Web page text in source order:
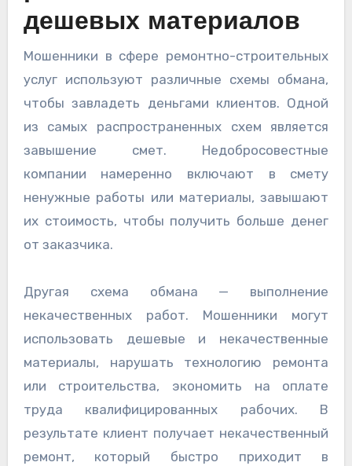
дешевых материалов
Мошенники в сфере ремонтно-строительных
услуг используют различные схемы обмана,
чтобы завладеть деньгами клиентов. Одной
из самых распространенных схем является
завышение смет. Недобросовестные
компании намеренно включают в смету
ненужные работы или материалы, завышают
их стоимость, чтобы получить больше денег
от заказчика.
Другая схема обмана — выполнение
некачественных работ. Мошенники могут
использовать дешевые и некачественные
материалы, нарушать технологию ремонта
или строительства, экономить на оплате
труда квалифицированных рабочих. В
результате клиент получает некачественный
ремонт, который быстро приходит в